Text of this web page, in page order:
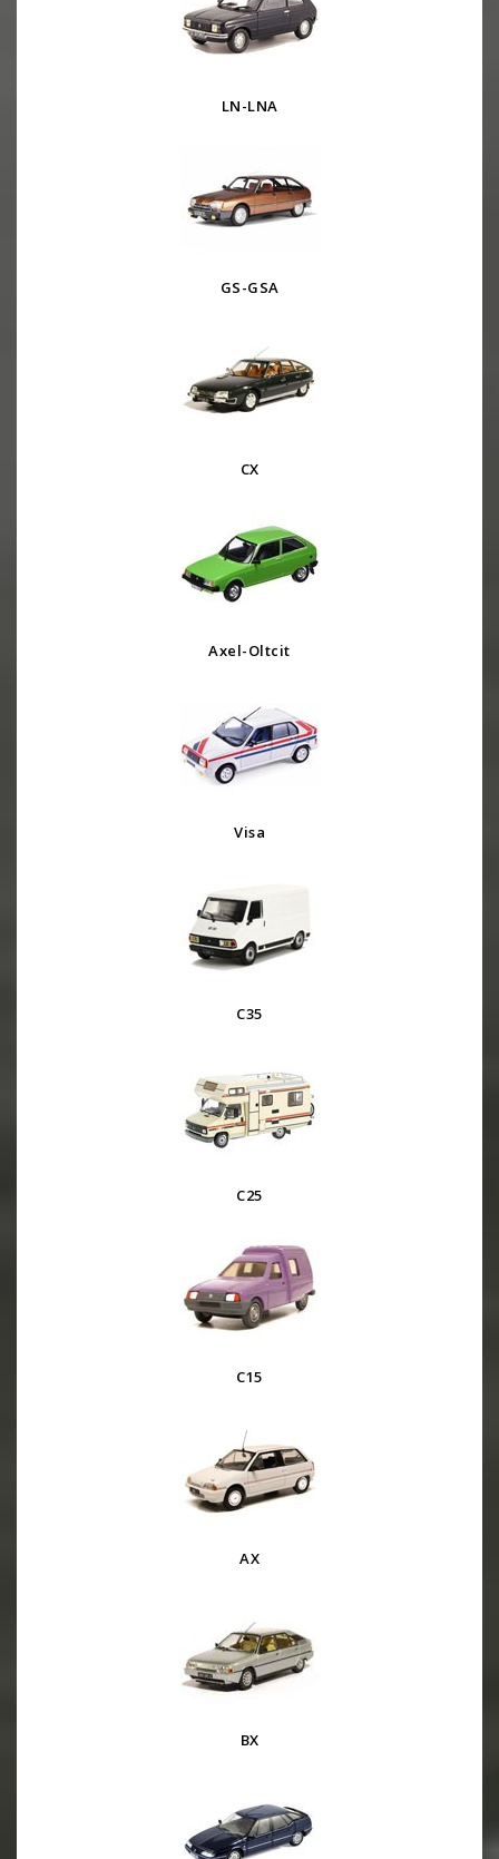
LN-LNA
GS-GSA
CX
Axel-Oltcit
Visa
C35
C25
C15
AX
BX